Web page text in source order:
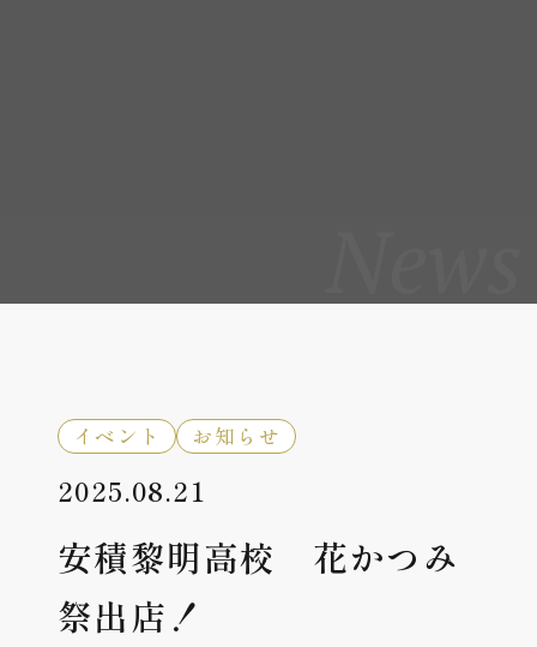
イベント お知らせ
2025.08.21
安積黎明高校 花かつみ
祭出店！